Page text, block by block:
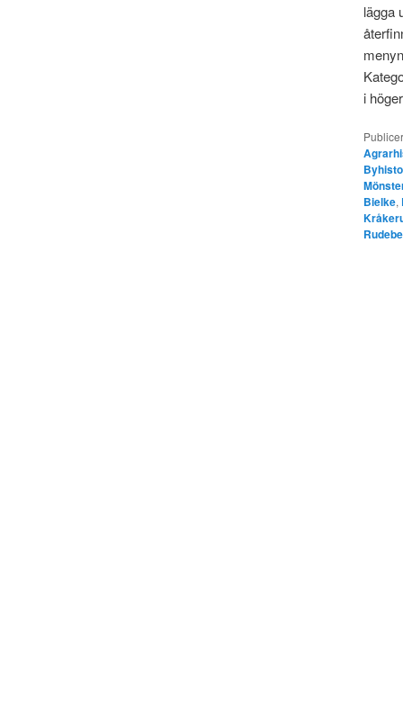
lägga
i
Bielke,